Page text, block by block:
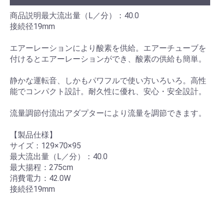
商品説明最大流出量（L／分）：40.0
接続径19mm
エアーレーションにより酸素を供給。エアーチューブを
付けるとエアーレーションができ、酸素の供給も簡単。
静かな運転音、しかもパワフルで使い方いろいろ。高性
能でコンパクト設計。耐久性に優れ、安心・安全設計。
流量調節付流出アダプターにより流量を調節できます。
【製品仕様】
サイズ：129×70×95
最大流出量（L／分）：40.0
最大揚程：275cm
消費電力：42.0W
接続径19mm